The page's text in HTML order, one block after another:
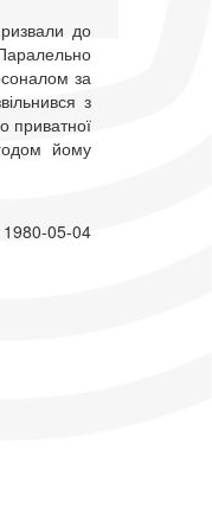
до
за
з
приватної
йому
05-04